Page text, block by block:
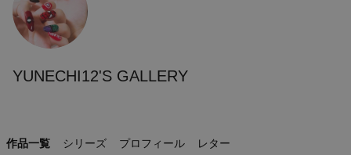
YUNECHI12'S GALLERY
作品一覧 シリーズ プロフィール レター